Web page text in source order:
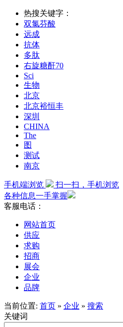
热搜关键字：
双氯芬酸
远成
抗体
多肽
右旋糖酐70
Sci
生物
北京
北京裕恒丰
深圳
CHINA
The
图
测试
南京
手机端浏览
扫一扫，手机浏览
各种信息一手掌握
客服电话：
网站首页
供应
求购
招商
展会
企业
品牌
当前位置: 首页 » 企业 » 搜索
关键词